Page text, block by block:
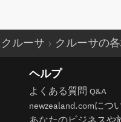
クルーサ クルーサの
ヘルプ
よくある質問 Q&A
newzealand.comにつ